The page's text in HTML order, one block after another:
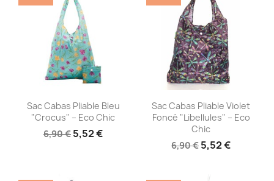
Aperçu rapide
Sac Cabas Pliable Bleu
"Crocus" – Eco Chic
6,90 € 5,52 €
Aperçu rapide
Sac Cabas Pliable Violet
Foncé "Libellules" – Eco
Chic
6,90 € 5,52 €